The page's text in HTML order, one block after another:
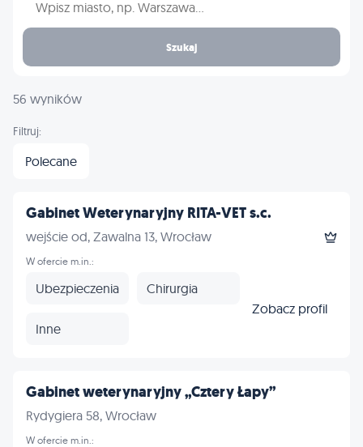
Szukaj
56 wyników
Filtruj:
Polecane
Gabinet Weterynaryjny RITA-VET s.c.
wejście od, Zawalna 13, Wrocław
W ofercie m.in.:
Ubezpieczenia Chirurgia
Inne
Zobacz profil
Gabinet weterynaryjny „Cztery Łapy”
Rydygiera 58, Wrocław
W ofercie m.in.: